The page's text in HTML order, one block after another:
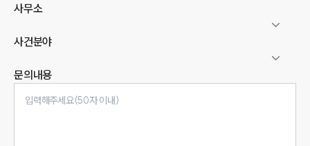
사무소
사건분야
문의내용